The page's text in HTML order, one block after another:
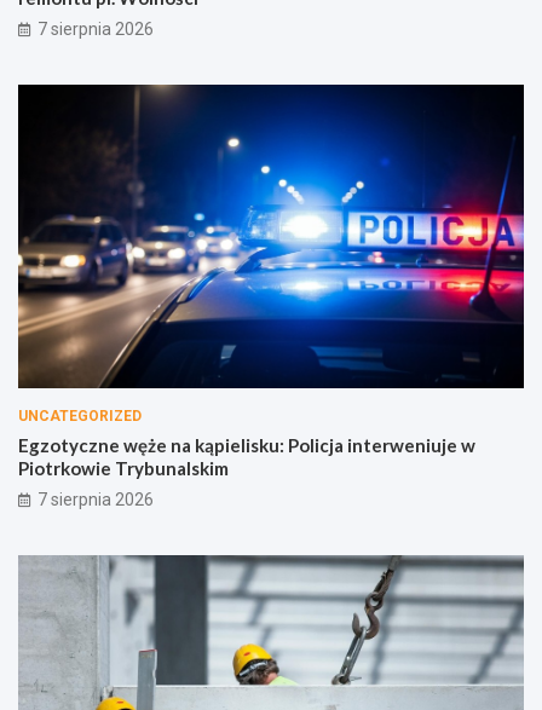
7 sierpnia 2026
UNCATEGORIZED
Egzotyczne węże na kąpielisku: Policja interweniuje w
Piotrkowie Trybunalskim
7 sierpnia 2026